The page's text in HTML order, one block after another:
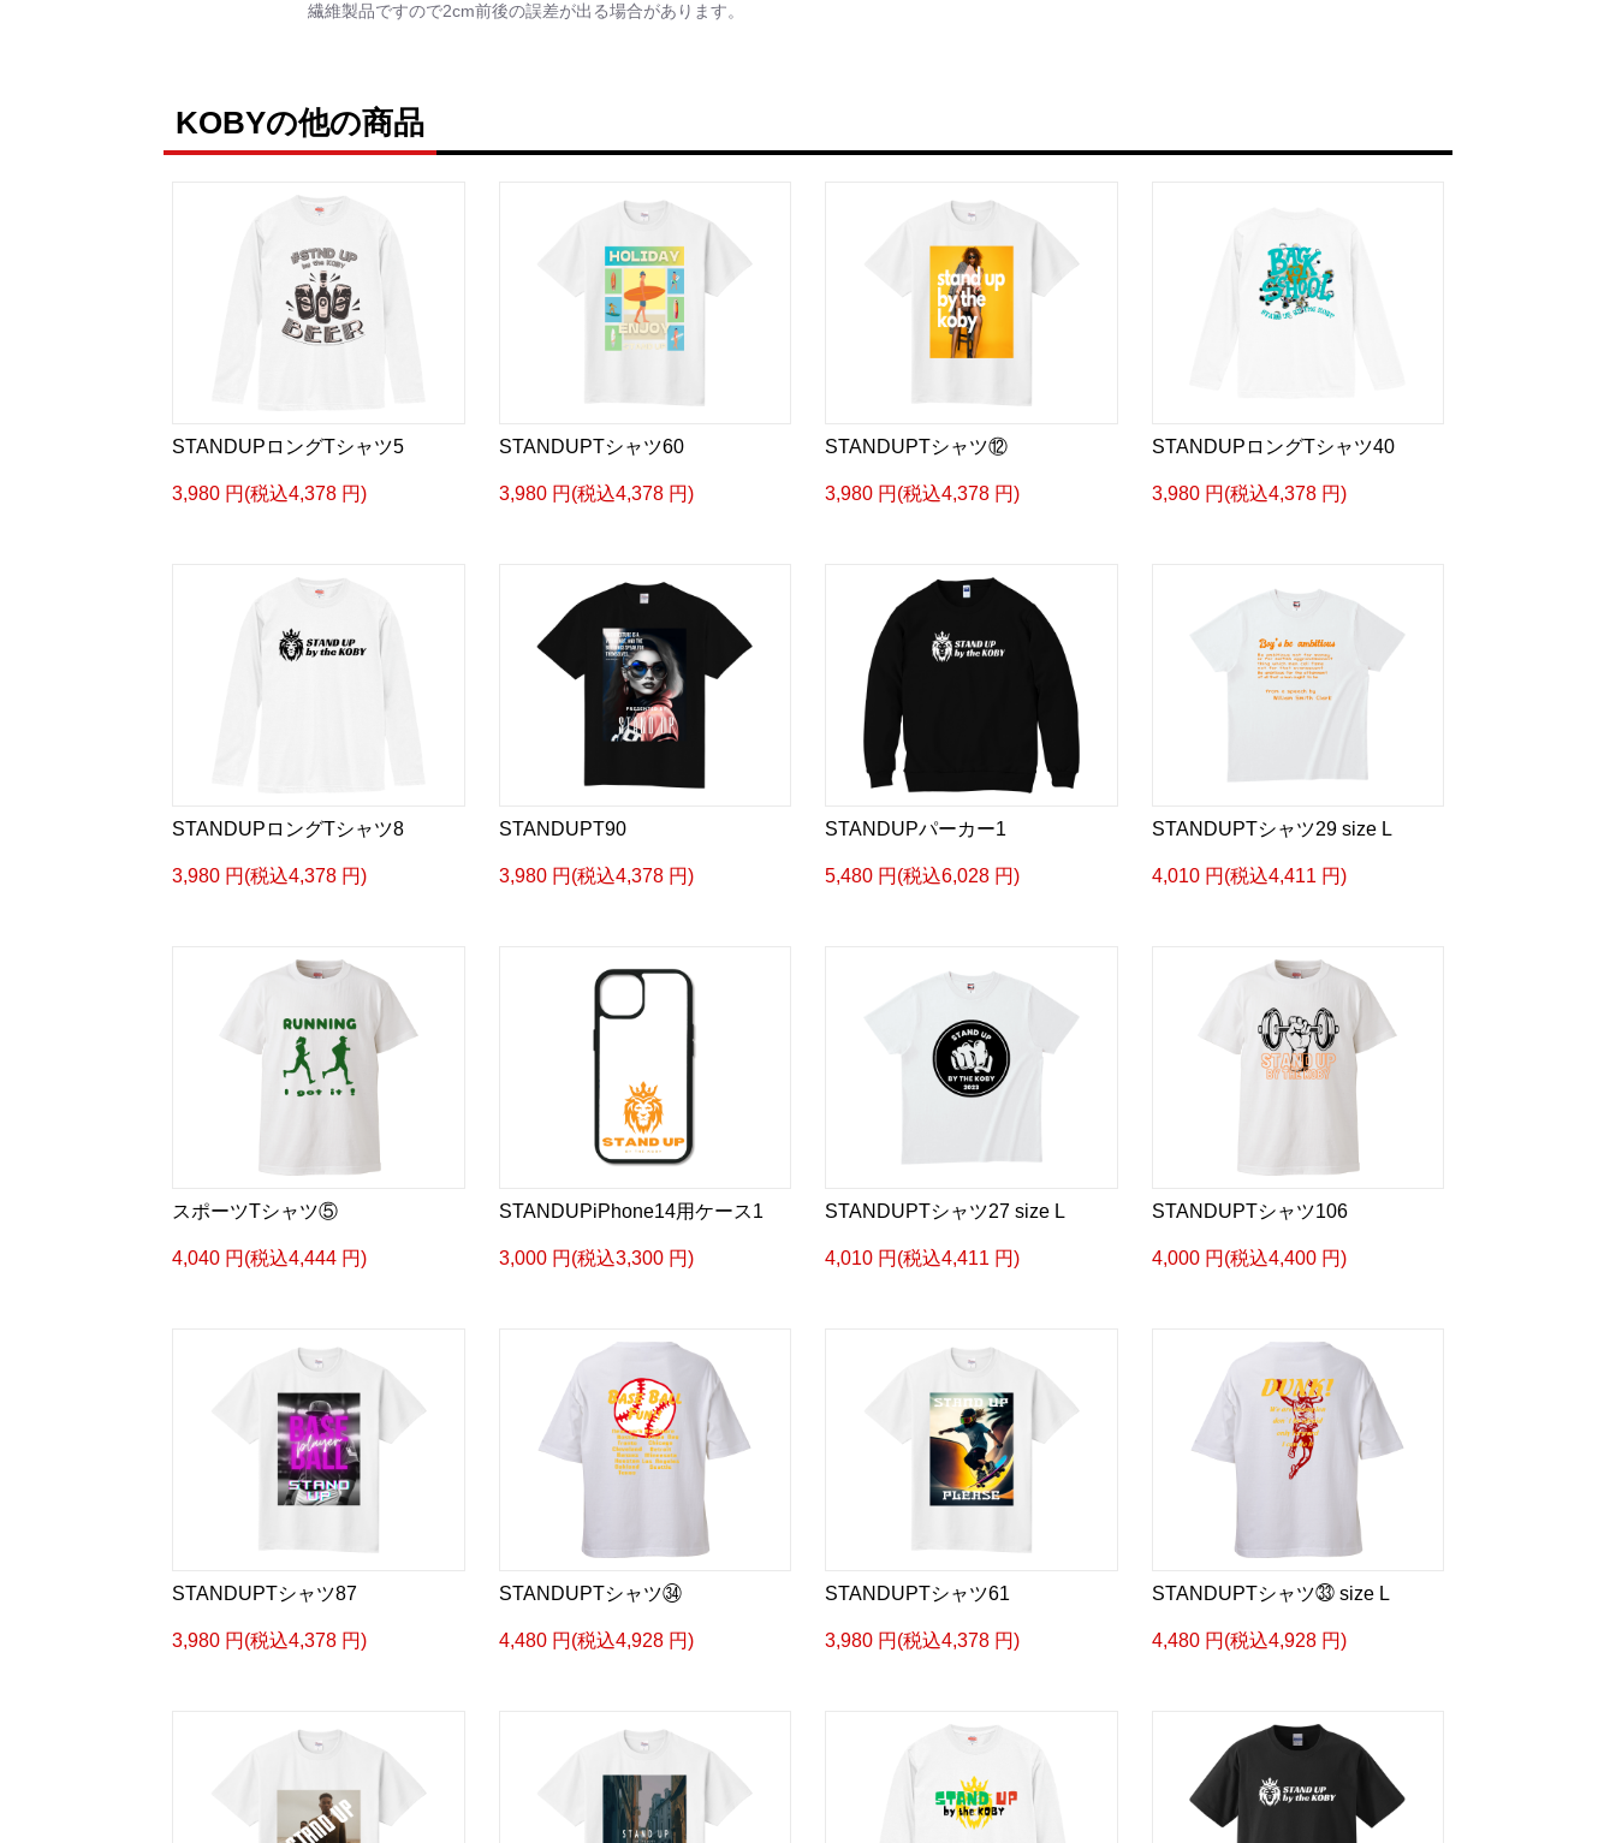
繊維製品ですので2cm前後の誤差が出る場合があります。
KOBYの他の商品
STANDUPロングTシャツ5
3,980 円(税込4,378 円)
STANDUPTシャツ60
3,980 円(税込4,378 円)
STANDUPTシャツ⑫
3,980 円(税込4,378 円)
STANDUPロングTシャツ40
3,980 円(税込4,378 円)
STANDUPロングTシャツ8
3,980 円(税込4,378 円)
STANDUPT90
3,980 円(税込4,378 円)
STANDUPパーカー1
5,480 円(税込6,028 円)
STANDUPTシャツ29 size L
4,010 円(税込4,411 円)
スポーツTシャツ⑤
4,040 円(税込4,444 円)
STANDUPiPhone14用ケース1
3,000 円(税込3,300 円)
STANDUPTシャツ27 size L
4,010 円(税込4,411 円)
STANDUPTシャツ106
4,000 円(税込4,400 円)
STANDUPTシャツ87
3,980 円(税込4,378 円)
STANDUPTシャツ㉞
4,480 円(税込4,928 円)
STANDUPTシャツ61
3,980 円(税込4,378 円)
STANDUPTシャツ㉝ size L
4,480 円(税込4,928 円)